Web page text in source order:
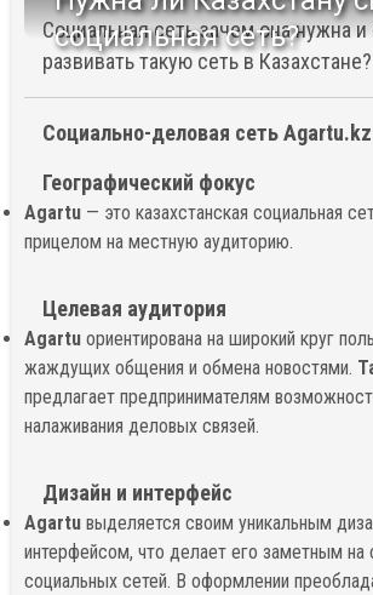
социальная сеть?
Социальная сеть зачем она нужна и
развивать такую сеть в Казахстане?
Социально-деловая сеть Agartu.kz
Географический фокус
Agartu— это казахстанская социальная
прицелом на местную аудиторию.
Целевая аудитория
Agartuориентирована на широкий круг
жаждущих общения и обмена новостями.
предлагает предпринимателям
налаживания деловых связей.
Дизайн и интерфейс
Agartuвыделяется своим уникальным
интерфейсом, что делает его заметным на
социальных сетей. В оформлении